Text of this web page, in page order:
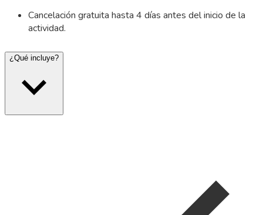
Cancelación gratuita hasta 4 días antes del inicio de la
actividad.
¿Qué incluye?